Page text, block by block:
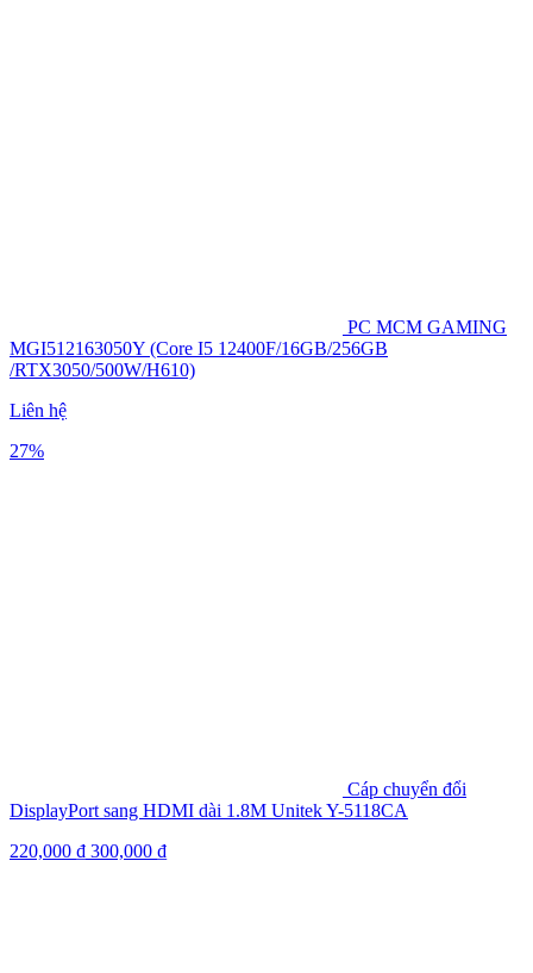
PC MCM GAMING
MGI512163050Y (Core I5 12400F/16GB/256GB
/RTX3050/500W/H610)
Liên hệ
27%
Cáp chuyển đổi
DisplayPort sang HDMI dài 1.8M Unitek Y-5118CA
220,000 ₫ 300,000 ₫